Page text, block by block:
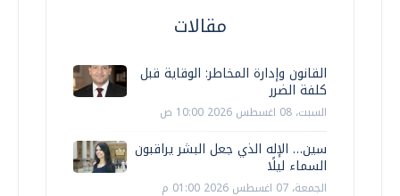
مقالات
القانون وإدارة المخاطر: الوقاية قبل
كلفة الضرر
السبت، 08 اغسطس 2026 10:00 ص
سين… الإله الذي جعل البشر يراقبون
السماء ليلًا
الجمعة، 07 اغسطس 2026 01:00 م